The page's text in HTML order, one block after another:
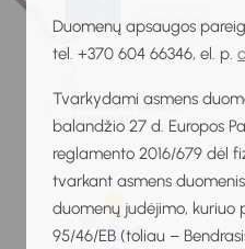
Duomenų apsaugos
tel. +370 604 66346, el. p.
Tvarkydami asmens
balandžio 27 d. Europos
reglamento 2016/679 dėl
tvarkant asmens
duomenų judėjimo, kuriuo
95/46/EB (toliau –